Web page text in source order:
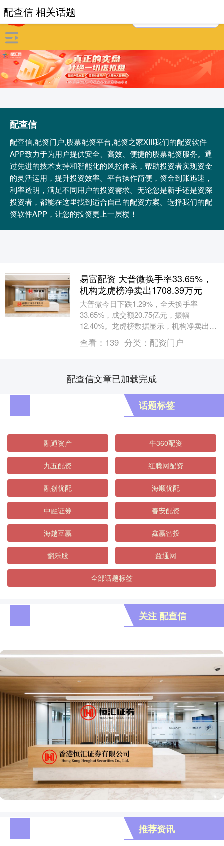
配查信
配查信,配资门户,股票配资平台,配资之家XIII‌我们的配资软件
APP致力于为用户提供安全、高效、便捷的股票配资服务。通
过先进的技术支持和智能化的风控体系，帮助投资者实现资金
的灵活运用，提升投资效率。平台操作简便，资金到账迅速，
利率透明，满足不同用户的投资需求。无论您是新手还是资深
投资者，都能在这里找到适合自己的配资方案。选择我们的配
资软件APP，让您的投资更上一层楼！
配查信 相关话题
易富配资 大普微换手率33.65%，
机构龙虎榜净卖出1708.39万元
大普微今日下跌1.29%，全天换手率
33.65%，成交额20.75亿元，振幅
12.40%。龙虎榜数据显示，机构净卖出
1708.39万元，营业部席位合计净卖出
56....
查看： 139 分类： 配资门户
配查信文章已加载完成
话题标签
融通资产 牛360配资
九五配资 红腾网配资
融创优配 海顺优配
中融证券 春安配资
海越互赢 鑫赢智投
翻乐股 益通网
全部话题标签
关注 配查信
推荐资讯